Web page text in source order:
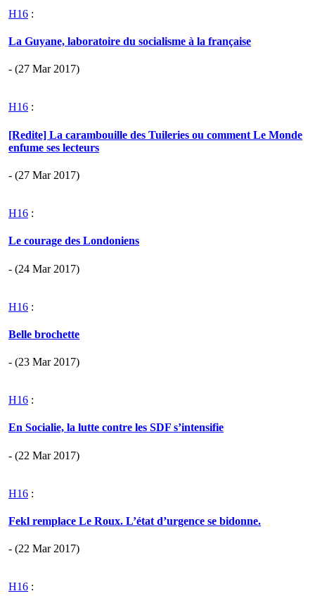
H16 :
La Guyane, laboratoire du socialisme à la française
- (27 Mar 2017)
H16 :
[Redite] La carambouille des Tuileries ou comment Le Monde
enfume ses lecteurs
- (27 Mar 2017)
H16 :
Le courage des Londoniens
- (24 Mar 2017)
H16 :
Belle brochette
- (23 Mar 2017)
H16 :
En Socialie, la lutte contre les SDF s’intensifie
- (22 Mar 2017)
H16 :
Fekl remplace Le Roux. L’état d’urgence se bidonne.
- (22 Mar 2017)
H16 :